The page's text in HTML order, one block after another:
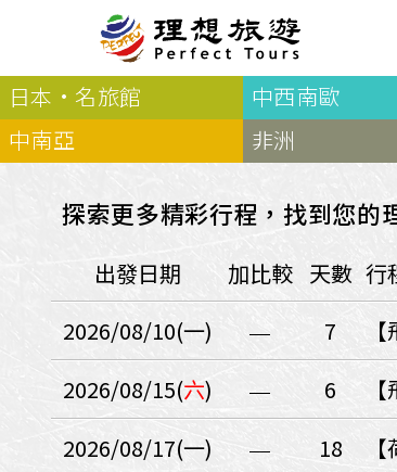
北歐
羅浮敦群島
芬蘭
瑞典 丹麥
冰島
法羅群島
格陵蘭島
東歐
１６湖國家公園
巴爾幹半島
波蘭‧波羅的海
保加利亞‧羅馬尼亞
捷克
波蘭
匈牙利
服務Plus+
會員專區
優惠券回饋
量身訂做
訂單查詢付款
聯絡我們
觀光局Taiwan
日本·名旅館 中西南歐
中南亞
非洲
探索更多精彩行程，找到您的
出發日期 加比較 天數 行
2026/08/10(一)
7
2026/08/15(六) 6
2026/08/17(一)
18